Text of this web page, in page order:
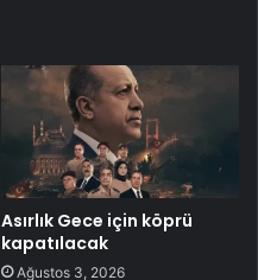
Asırlık Gece için köprü
kapatılacak
Ağustos 3, 2026